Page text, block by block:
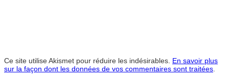
Ce site utilise Akismet pour réduire les indésirables. En savoir plus
sur la façon dont les données de vos commentaires sont traitées